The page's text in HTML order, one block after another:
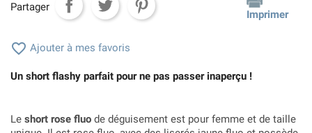
Partager
Imprimer
 Ajouter à mes favoris
Un short flashy parfait pour ne pas passer inaperçu !
Le short rose fluo de déguisement est pour femme et de taille